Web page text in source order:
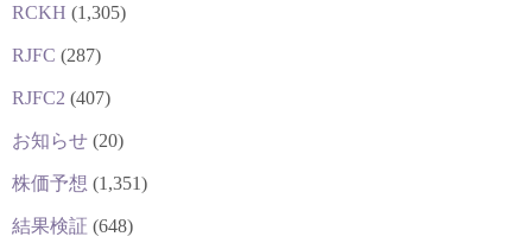
RCKH (1,305)
RJFC (287)
RJFC2 (407)
お知らせ (20)
株価予想 (1,351)
結果検証 (648)